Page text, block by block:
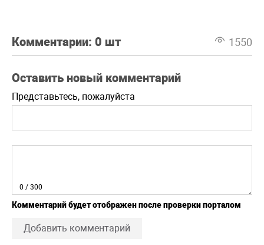
Комментарии: 0 шт 1550
Оставить новый комментарий
Представьтесь, пожалуйста
0 / 300
Комментарий будет отображен после проверки порталом
Добавить комментарий